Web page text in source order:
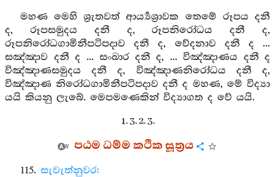
මහණ මෙහි ශ්‍රැතවත් ආර්‍ය්‍යශ්‍රාවක තෙමේ රූපය දනී
ද, රූපසමුදය දනී ද, රූපනිරෝධය දනී ද,
රූපනිරෝධගාමිනීපටිපදාව දනී ද, වේදනාව දනී ද ...
සඤ්ඤාව දනී ද ... සංඛාර දනී ද, ... විඤ්ඤාණය දනී ද
විඤ්ඤාණසමුදය දනී ද, විඤ්ඤාණනිරෝධය දනී ද,
විඤ්ඤාණ නිරෝධගාමිනීපටිපදාව දනී ද මහණ, මේ විද්‍යා
යයි කියනු ලැබේ. මෙපමණෙකින් විද්‍යාගත ද වේ යයි.
1. 3. 2. 3.
පඨම ධම්ම කථික සූත්‍රය
115. සැවැත්නුවර: